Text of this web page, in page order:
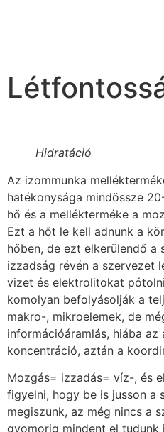
Hidratáció
Az izommunka
hatékonysága mindössze
hő és a mellékterméke a
Ezt a hőt le kell adnunk a
hőben, de ezt elkerülendő a
izzadság révén a szervezet
vizet és elektrolitokat
komolyan befolyásolják a
makro-, mikroelemek, de
információáramlás, hiába
koncentráció, aztán a
Mozgás= izzadás= víz-, és
figyelni, hogy be is jusson a
megiszunk, az még nincs a
gyomorig mindent el tudunk